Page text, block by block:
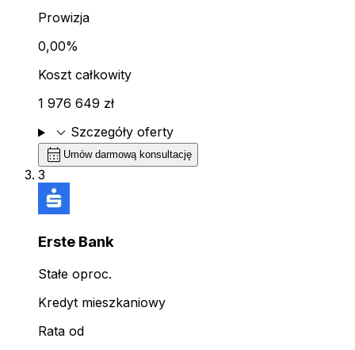
Prowizja
0,00%
Koszt całkowity
1 976 649 zł
expand_more Szczegóły oferty
calendar_month Umów darmową konsultację
3
Erste Bank
Stałe oproc.
Kredyt mieszkaniowy
Rata od